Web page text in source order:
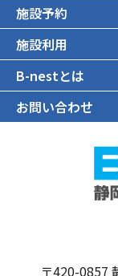
施設予約
施設利用
B-nestとは
お問い合わせ
〒420-0857